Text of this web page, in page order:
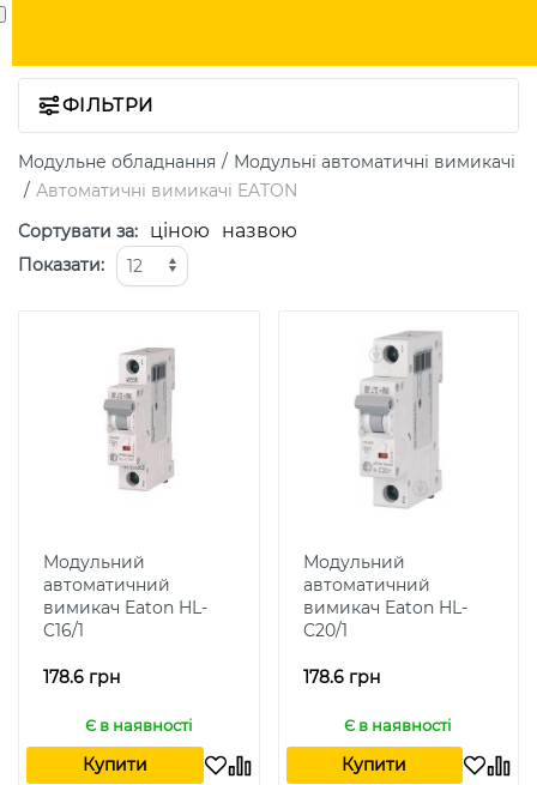
ФІЛЬТРИ
Модульне обладнання
Модульні автоматичні вимикачі
Автоматичні вимикачі EATON
Сортувати за: ціною назвою
Показати:
Модульний
автоматичний
вимикач Eaton HL-
C16/1
178.6 грн
Є в наявності
Купити
Модульний
автоматичний
вимикач Eaton HL-
C20/1
178.6 грн
Є в наявності
Купити